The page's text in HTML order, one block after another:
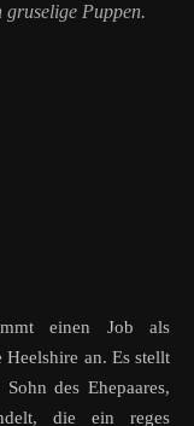
Puppen.
einen Job als
an. Es stellt
des Ehepaares,
die ein reges